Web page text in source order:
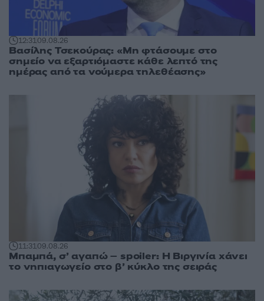
12:3109.08.26
Βασίλης Τσεκούρας: «Μη φτάσουμε στο
σημείο να εξαρτιόμαστε κάθε λεπτό της
ημέρας από τα νούμερα τηλεθέασης»
11:3109.08.26
Μπαμπά, σ’ αγαπώ – spoiler: Η Βιργινία χάνει
το νηπιαγωγείο στο β’ κύκλο της σειράς